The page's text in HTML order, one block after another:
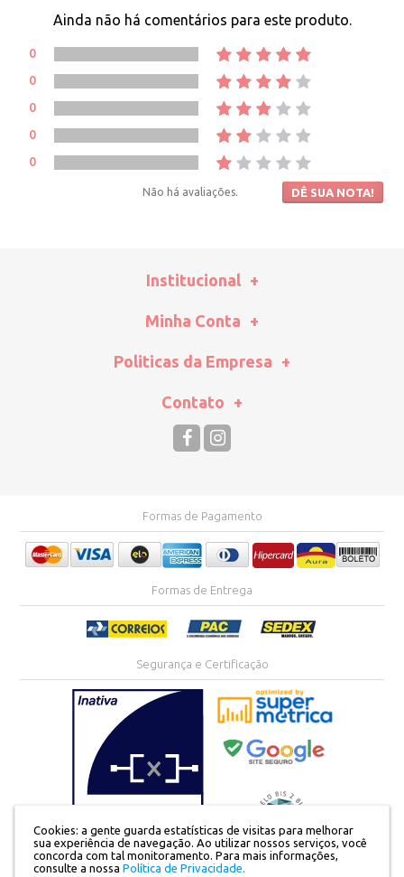
Cookies: a gente guarda estatísticas de visitas para melhorar
sua experiência de navegação. Ao utilizar nossos serviços, você
concorda com tal monitoramento. Para mais informações,
consulte a nossa Política de Privacidade.
Ainda não há comentários para este produto.
0
0
0
0
0
Não há avaliações. DÊ SUA NOTA!
Institucional
Minha Conta
Politicas da Empresa
Contato
Formas de Pagamento
Formas de Entrega
Segurança e Certificação